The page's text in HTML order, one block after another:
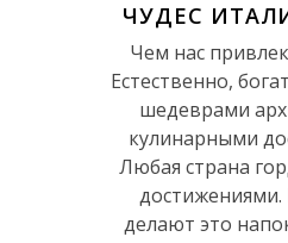
ЧУДЕС
Чем нас
Естественно,
шедеврами
кулинарными
Любая страна
делают это